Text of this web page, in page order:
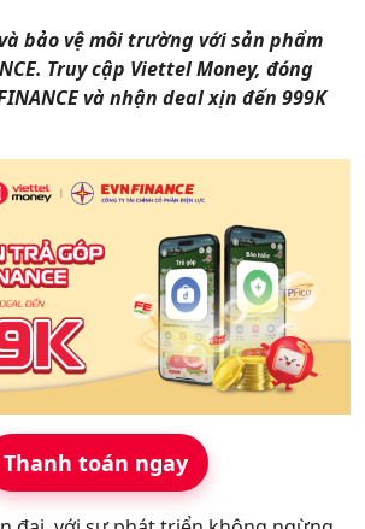
bảo vệ môi trường với sản phẩm
Truy cập Viettel Money, đóng
và nhận deal xịn đến 999K
Thanh toán ngay